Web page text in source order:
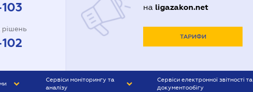
рішень
на ligazakon.net
ТАРИФИ
Сервіси моніторингу та
аналізу
Сервіси електронної звітності та
документообігу